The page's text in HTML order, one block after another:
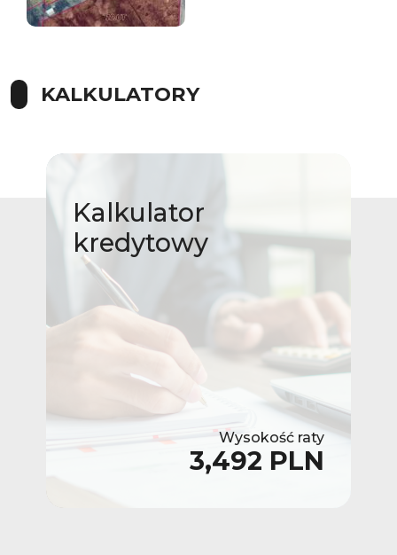
KALKULATORY
Kalkulator
kredytowy
Wysokość raty
3,492 PLN